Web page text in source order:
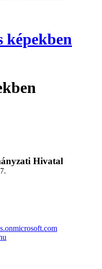
képekben
Hivatal